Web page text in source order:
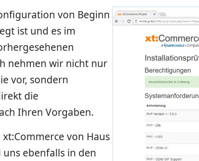
von Beginn
ist und es im
nehmen wir nicht nur
vor, sondern
die
Ihren Vorgaben.
von Haus
uns ebenfalls in den